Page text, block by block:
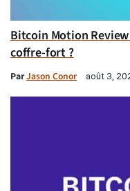
Bitcoin Motion
coffre-fort ?
ParJason Conor août 3,